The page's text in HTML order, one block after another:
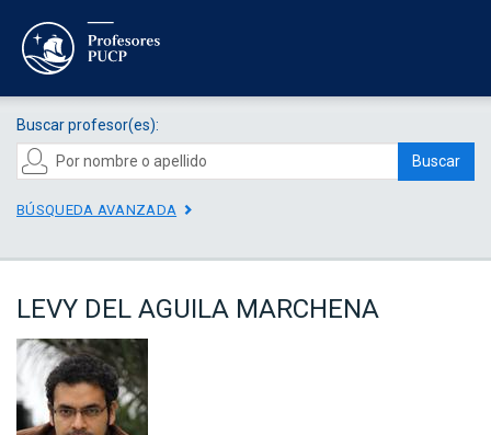
Buscar profesor(es):
Buscar
BÚSQUEDA AVANZADA
LEVY DEL AGUILA MARCHENA